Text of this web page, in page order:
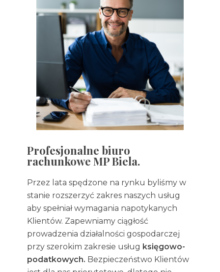
Profesjonalne biuro
rachunkowe MP Biela.
Przez lata spędzone na rynku byliśmy w
stanie rozszerzyć zakres naszych usług
aby spełniał wymagania napotykanych
Klientów. Zapewniamy ciągłość
prowadzenia działalności gospodarczej
przy szerokim zakresie usług księgowo-
podatkowych. Bezpieczeństwo Klientów